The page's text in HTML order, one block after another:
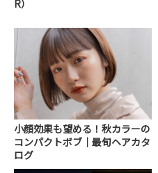
R）
小顔効果も望める！秋カラーの
コンパクトボブ｜最旬ヘアカタ
ログ